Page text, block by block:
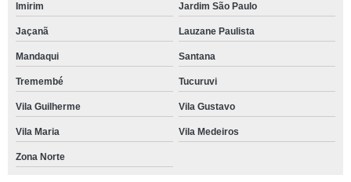
Imirim Jardim São Paulo
Jaçanã Lauzane Paulista
Mandaqui Santana
Tremembé Tucuruvi
Vila Guilherme Vila Gustavo
Vila Maria Vila Medeiros
Zona Norte